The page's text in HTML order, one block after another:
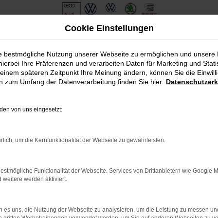
Lieferservice nach
Gebrauchtwagen in Weißenburg in
wir Ihnen einen gut erhaltenen VW Golf
Generation hat der VW Golf Gebrauchtwagen seine Eignung
auch durch seine Sicherheitsmerkmale. Wir sind seit mehr
Bei uns profitieren Sie von exzellenten Preisen
Network Error
ist ein Fehler aufgetreten.
paar Tipps, die dir helfen können:
Cookie Einstellungen
bestmögliche Nutzung unserer Webseite zu ermöglichen und unsere
Ihre Präferenzen und verarbeiten Daten für Marketing und
späteren Zeitpunkt Ihre Meinung ändern, können Sie die
zum Umfang der Datenverarbeitung finden Sie hier:
von uns eingesetzt:
um die Kernfunktionalität der Webseite zu gewährleisten.
Funktionalität der Webseite. Services von Drittanbietern wie Google
weitere werden aktiviert.
es uns, die Nutzung der Webseite zu analysieren, um die Leistung zu messen